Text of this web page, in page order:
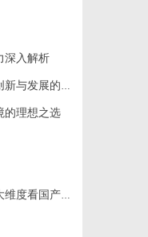
深入解析
展的标杆企业
的理想之选
能电动轮椅进化